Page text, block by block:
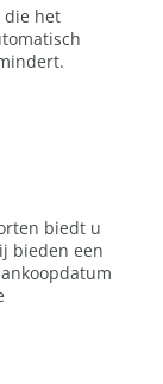
die het
biedt u
bieden een